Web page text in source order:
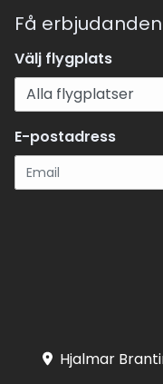
Få
Välj flygplats
E-postadress
Hjalmar